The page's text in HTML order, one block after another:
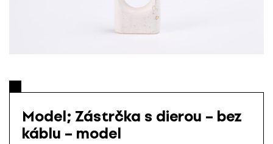
Model; Zástrčka s dierou – bez
káblu – model